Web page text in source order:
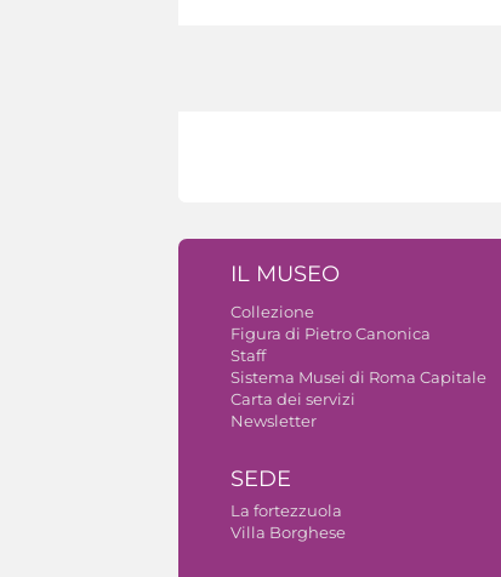
IL MUSEO
Collezione
Figura di Pietro Canonica
Staff
Sistema Musei di Roma Capitale
Carta dei servizi
Newsletter
SEDE
La fortezzuola
Villa Borghese